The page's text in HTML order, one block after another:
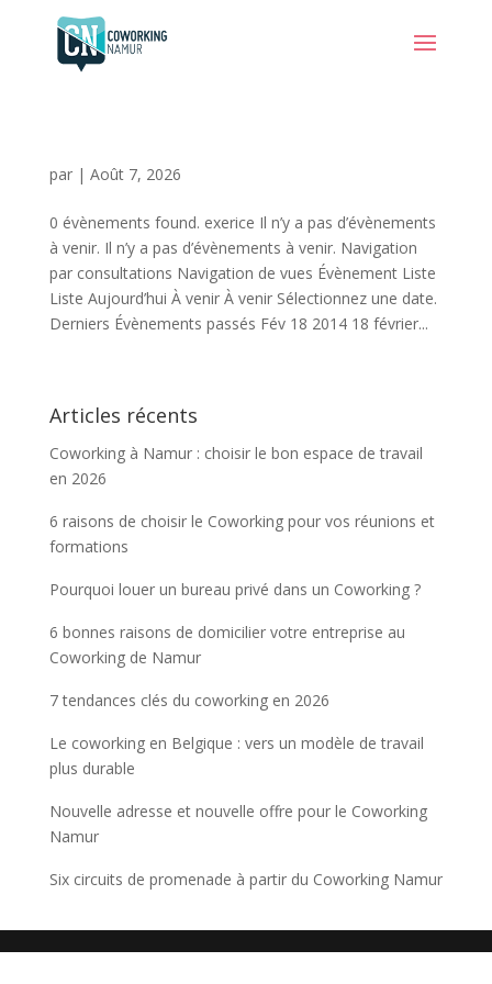
par | Août 7, 2026
0 évènements found. exerice Il n’y a pas d’évènements
à venir. Il n’y a pas d’évènements à venir. Navigation
par consultations Navigation de vues Évènement Liste
Liste Aujourd’hui À venir À venir Sélectionnez une date.
Derniers Évènements passés Fév 18 2014 18 février...
Articles récents
Coworking à Namur : choisir le bon espace de travail
en 2026
6 raisons de choisir le Coworking pour vos réunions et
formations
Pourquoi louer un bureau privé dans un Coworking ?
6 bonnes raisons de domicilier votre entreprise au
Coworking de Namur
7 tendances clés du coworking en 2026
Le coworking en Belgique : vers un modèle de travail
plus durable
Nouvelle adresse et nouvelle offre pour le Coworking
Namur
Six circuits de promenade à partir du Coworking Namur